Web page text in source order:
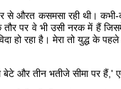
औरत कसमसा रही थी। कभी-
तौर पर वे भी उसी नरक में हैं
हो रहा है। मेरा तो युद्ध के
बेटे और तीन भतीजे सीमा पर